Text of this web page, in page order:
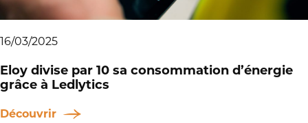
16/03/2025
Eloy divise par 10 sa consommation d’énergie
grâce à Ledlytics
Découvrir